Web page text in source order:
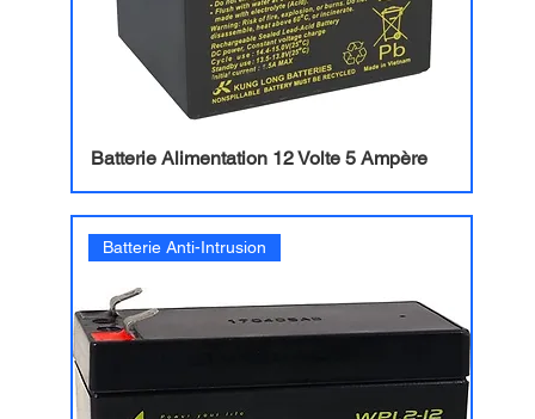
Batterie Alimentation 12 Volte 5 Ampère
Batterie Anti-Intrusion